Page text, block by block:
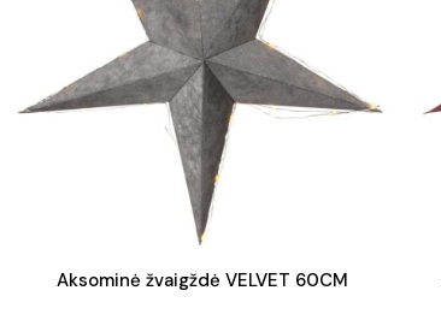
Aksominė žvaigždė VELVET 60CM